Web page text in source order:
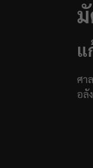
แ
ศา
อลั